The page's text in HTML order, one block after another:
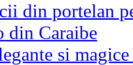
din portelan
din Caraibe
si